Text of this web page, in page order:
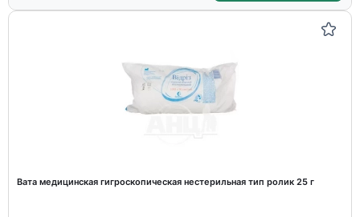
Вата медицинская гигроскопическая нестерильная тип ролик 25 г